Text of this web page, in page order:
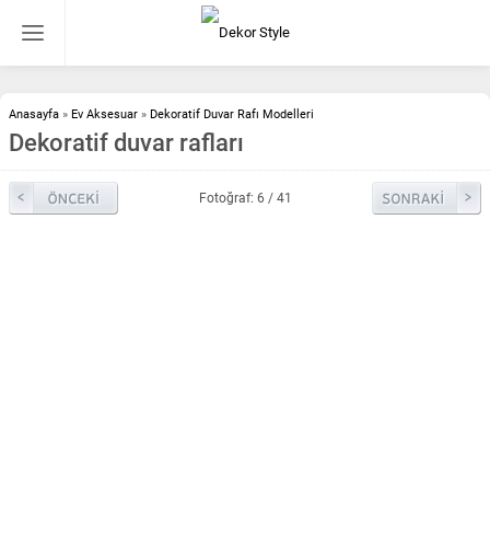
Anasayfa » Ev Aksesuar » Dekoratif Duvar Rafı Modelleri
Dekoratif duvar rafları
Fotoğraf: 6 / 41